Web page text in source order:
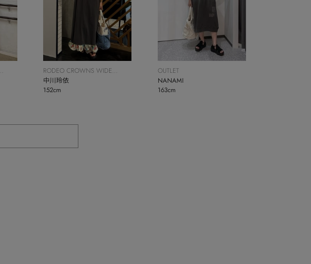
RODEO CROWNS WIDE
BOWL
中川玲依
152cm
OUTLET
NANAMI
163cm